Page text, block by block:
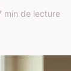
de lecture